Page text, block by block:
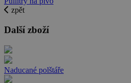
zpět
Další zboží
Naducané polštáře